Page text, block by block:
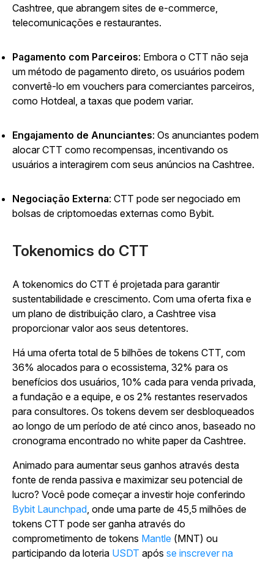
Cashtree, que abrangem sites de e-commerce,
telecomunicações e restaurantes.
Pagamento com Parceiros: Embora o CTT não seja
um método de pagamento direto, os usuários podem
convertê-lo em vouchers para comerciantes parceiros,
como Hotdeal, a taxas que podem variar.
Engajamento de Anunciantes: Os anunciantes podem
alocar CTT como recompensas, incentivando os
usuários a interagirem com seus anúncios na Cashtree.
Negociação Externa: CTT pode ser negociado em
bolsas de criptomoedas externas como Bybit.
Tokenomics do CTT
A tokenomics do CTT é projetada para garantir
sustentabilidade e crescimento. Com uma oferta fixa e
um plano de distribuição claro, a Cashtree visa
proporcionar valor aos seus detentores.
Há uma oferta total de 5 bilhões de tokens CTT, com
36% alocados para o ecossistema, 32% para os
benefícios dos usuários, 10% cada para venda privada,
a fundação e a equipe, e os 2% restantes reservados
para consultores. Os tokens devem ser desbloqueados
ao longo de um período de até cinco anos, baseado no
cronograma encontrado no white paper da Cashtree.
Animado para aumentar seus ganhos através desta
fonte de renda passiva e maximizar seu potencial de
lucro? Você pode começar a investir hoje conferindo
Bybit Launchpad, onde uma parte de 45,5 milhões de
tokens CTT pode ser ganha através do
comprometimento de tokens Mantle (MNT) ou
participando da loteria USDT após se inscrever na